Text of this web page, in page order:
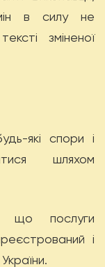
в силу не
зміненої
які спори і
шляхом
що послуги
і